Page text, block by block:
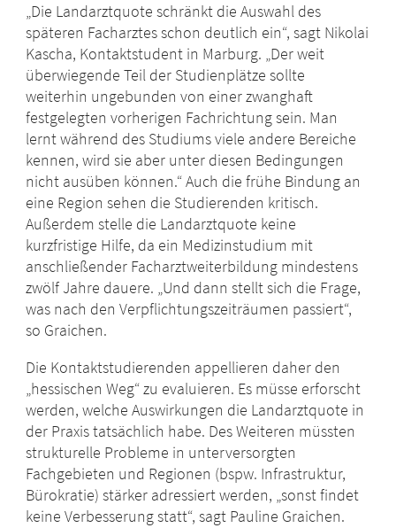
„Die Landarztquote schränkt die Auswahl des
späteren Facharztes schon deutlich ein“, sagt Nikolai
Kascha, Kontaktstudent in Marburg. „Der weit
überwiegende Teil der Studienplätze sollte
weiterhin ungebunden von einer zwanghaft
festgelegten vorherigen Fachrichtung sein. Man
lernt während des Studiums viele andere Bereiche
kennen, wird sie aber unter diesen Bedingungen
nicht ausüben können.“ Auch die frühe Bindung an
eine Region sehen die Studierenden kritisch.
Außerdem stelle die Landarztquote keine
kurzfristige Hilfe, da ein Medizinstudium mit
anschließender Facharztweiterbildung mindestens
zwölf Jahre dauere. „Und dann stellt sich die Frage,
was nach den Verpflichtungszeiträumen passiert“,
so Graichen.
Die Kontaktstudierenden appellieren daher den
„hessischen Weg“ zu evaluieren. Es müsse erforscht
werden, welche Auswirkungen die Landarztquote in
der Praxis tatsächlich habe. Des Weiteren müssten
strukturelle Probleme in unterversorgten
Fachgebieten und Regionen (bspw. Infrastruktur,
Bürokratie) stärker adressiert werden, „sonst findet
keine Verbesserung statt“, sagt Pauline Graichen.